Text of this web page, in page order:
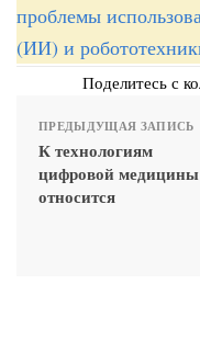
проблемы
(ИИ) и
Поделитесь с
ПРЕДЫДУЩАЯ ЗАПИСЬ
К технологиям
цифровой медицины
относится